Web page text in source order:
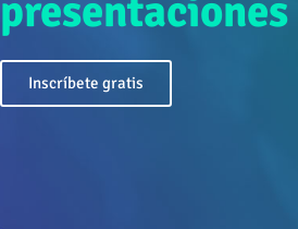
presentaciones
Inscríbete gratis